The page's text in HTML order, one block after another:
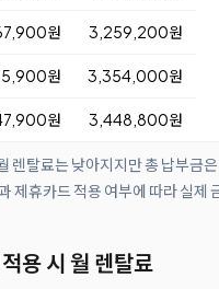
원 3,259,200원
원 3,354,000원
원 3,448,800원
렌탈료는 낮아지지만 총 납부금
제휴카드 적용 여부에 따라 실제
용 시 월 렌탈료